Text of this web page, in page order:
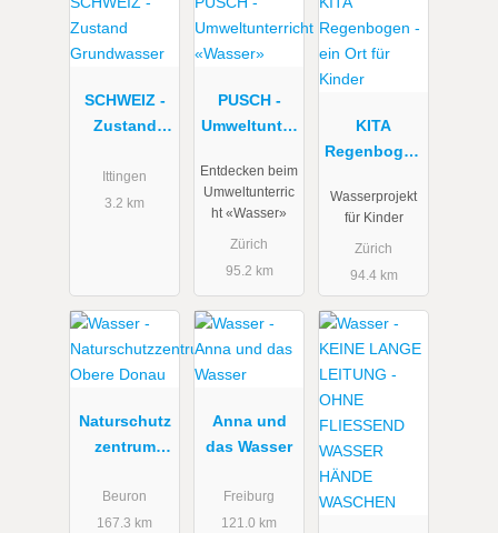
SCHWEIZ -
Zustand
r
Ittingen
3.2 km
PUSCH -
Umweltunter
«Wasser»
Entdecken beim
Umweltunterric
ht «Wasser»
Zürich
95.2 km
KITA
Regenbogen
Kinder
Wasserprojekt
für Kinder
Zürich
94.4 km
Naturschutz
zentrum
Donau
Beuron
167.3 km
Anna und
das Wasser
Freiburg
121.0 km